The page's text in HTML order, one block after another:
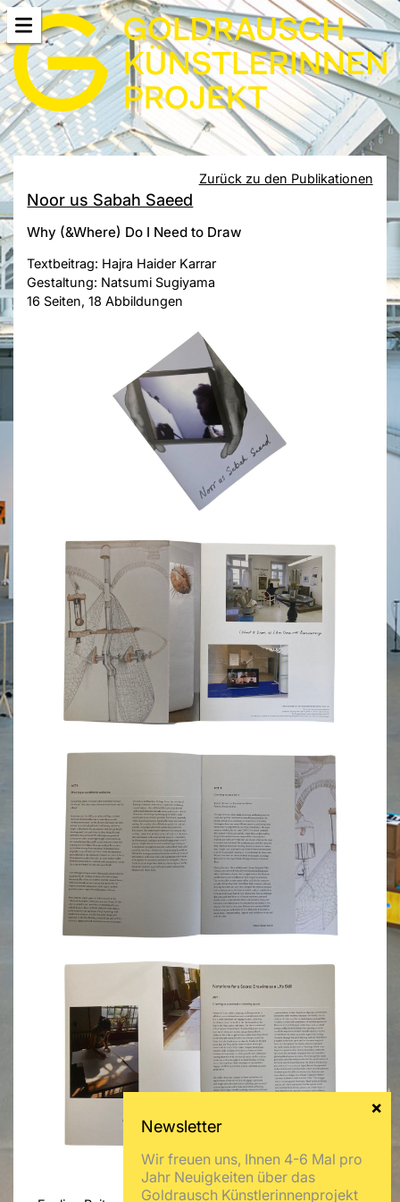
Zurück zu den Publikationen
Noor us Sabah Saeed
Why (&Where) Do I Need to Draw
Textbeitrag: Hajra Haider Karrar
Gestaltung: Natsumi Sugiyama
16 Seiten, 18 Abbildungen
Wir freuen uns, Ihnen 4-6 Mal pro
Jahr Neuigkeiten über das
Goldrausch Künstlerinnenprojekt